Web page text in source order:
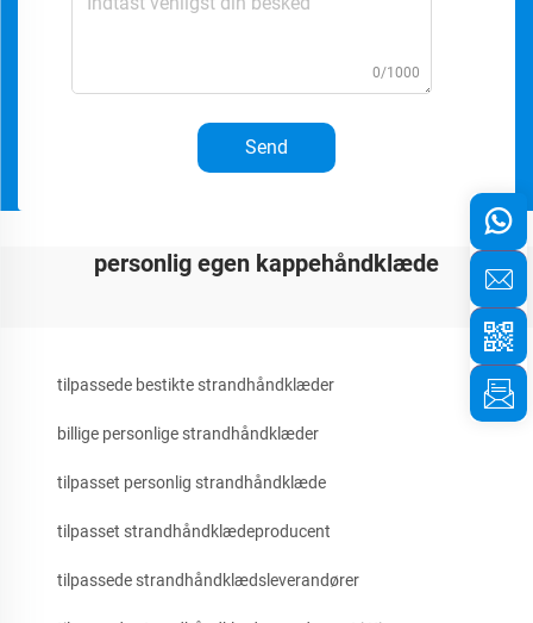
0/1000
Send
personlig egen kappehåndklæde
tilpassede bestikte strandhåndklæder
billige personlige strandhåndklæder
tilpasset personlig strandhåndklæde
tilpasset strandhåndklædeproducent
tilpassede strandhåndklædsleverandører